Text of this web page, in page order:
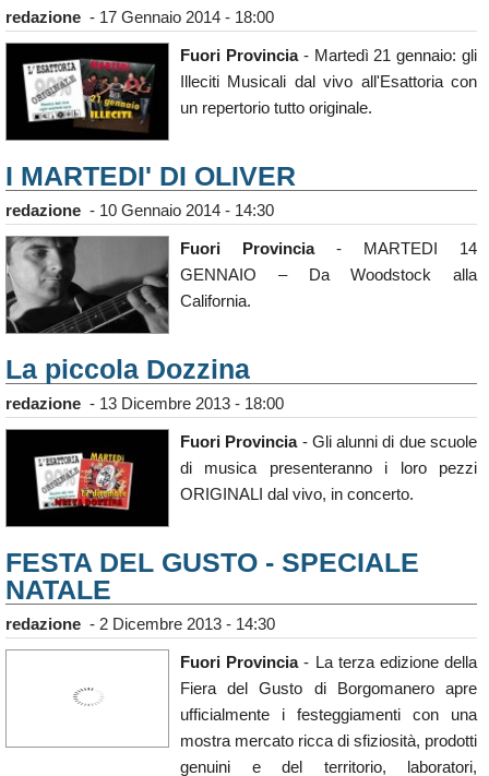
redazione - 17 Gennaio 2014 - 18:00
Fuori Provincia- Martedì 21 gennaio: gli
Illeciti Musicali dal vivo all'Esattoria con
un repertorio tutto originale.
I MARTEDI' DI OLIVER
redazione - 10 Gennaio 2014 - 14:30
Fuori Provincia- MARTEDI 14
GENNAIO – Da Woodstock alla
California.
La piccola Dozzina
redazione - 13 Dicembre 2013 - 18:00
Fuori Provincia- Gli alunni di due scuole
di musica presenteranno i loro pezzi
ORIGINALI dal vivo, in concerto.
FESTA DEL GUSTO - SPECIALE
NATALE
redazione - 2 Dicembre 2013 - 14:30
Fuori Provincia- La terza edizione della
Fiera del Gusto di Borgomanero apre
ufficialmente i festeggiamenti con una
mostra mercato ricca di sfiziosità, prodotti
genuini e del territorio, laboratori,